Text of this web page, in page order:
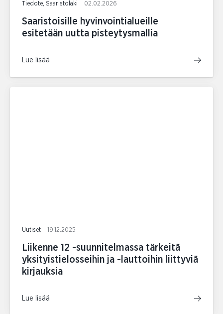
Tiedote, Saaristolaki 02.02.2026
Saaristoisille hyvinvointialueille
esitetään uutta pisteytysmallia
Lue lisää
Uutiset 19.12.2025
Liikenne 12 -suunnitelmassa tärkeitä
yksityistielosseihin ja -lauttoihin liittyviä
kirjauksia
Lue lisää